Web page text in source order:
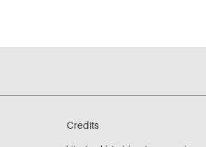
Credits